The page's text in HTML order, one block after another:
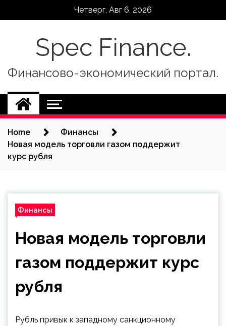
Четверг, Авг 6, 2026
Spec Finance.
Финансово-экономический портал.
Home
Финансы
Новая модель торговли газом поддержит
курс рубля
Финансы
Новая модель торговли
газом поддержит курс
рубля
Рубль привык к западному санкционному